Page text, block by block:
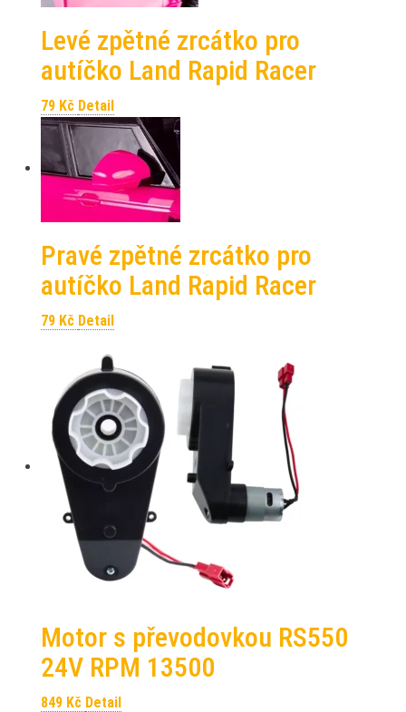
Levé zpětné zrcátko pro
autíčko Land Rapid Racer
79 Kč Detail
Pravé zpětné zrcátko pro
autíčko Land Rapid Racer
79 Kč Detail
Motor s převodovkou RS550
24V RPM 13500
849 Kč Detail